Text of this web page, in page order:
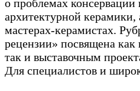
о проблемах консервации
архитектурной
мастерах-керамистах.
рецензии» посвящена
так и выставочным
Для специалистов и